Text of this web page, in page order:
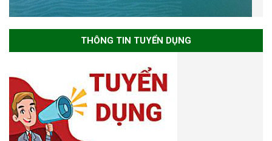
THÔNG TIN TUYỂN DỤNG